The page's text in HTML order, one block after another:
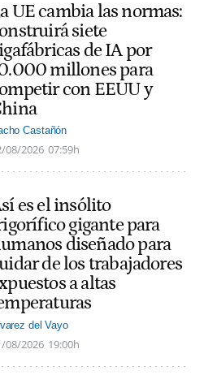
UE cambia las normas:
siete
de IA por
millones para
con EEUU y
Castañón
08/2026 07:59h
es el insólito
gigante para
diseñado para
de los trabajadores
a altas
del Vayo
08/2026 19:00h